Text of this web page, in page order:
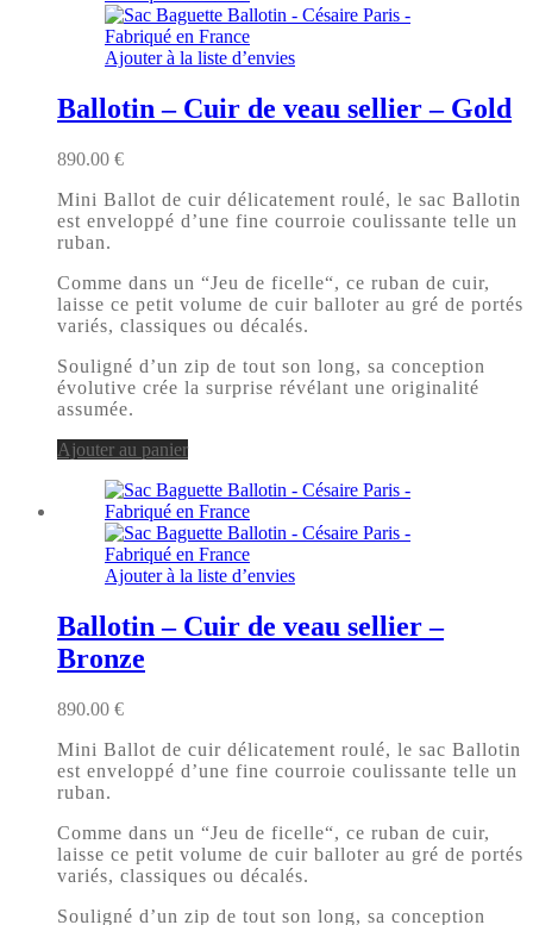
Ajouter à la liste d’envies
Ballotin – Cuir de veau sellier – Gold
890.00 €
Mini Ballot de cuir délicatement roulé, le sac Ballotin
est enveloppé d’une fine courroie coulissante telle un
ruban.
Comme dans un “Jeu de ficelle“, ce ruban de cuir,
laisse ce petit volume de cuir balloter au gré de portés
variés, classiques ou décalés.
Souligné d’un zip de tout son long, sa conception
évolutive crée la surprise révélant une originalité
assumée.
Ajouter au panier
Ajouter à la liste d’envies
Ballotin – Cuir de veau sellier –
Bronze
890.00 €
Mini Ballot de cuir délicatement roulé, le sac Ballotin
est enveloppé d’une fine courroie coulissante telle un
ruban.
Comme dans un “Jeu de ficelle“, ce ruban de cuir,
laisse ce petit volume de cuir balloter au gré de portés
variés, classiques ou décalés.
Souligné d’un zip de tout son long, sa conception